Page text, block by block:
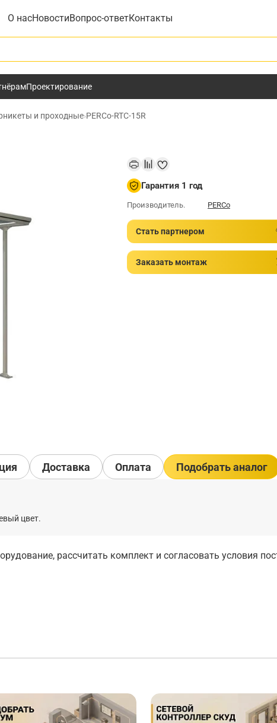
О насНовостиВопрос-ответКонтакты
Проектирование
и проходные›PERCo-RTC-15R
Гарантия 1 год
Производитель. PERCo
Стать партнером
Заказать монтаж
цвет.
рассчитать комплект и согласовать условия
Доставка Оплата Подобрать аналог